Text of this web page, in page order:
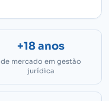
+18 anos
de mercado em gestão
jurídica